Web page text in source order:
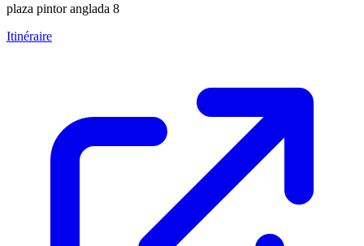
plaza pintor anglada 8
Itinéraire